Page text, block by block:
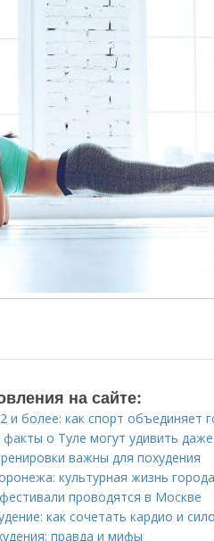
на сайте:
и более: как спорт объединяет
факты о Туле могут удивить
важны для похудения
культурная жизнь города
проводятся в Москве
как сочетать кардио и
правда и мифы